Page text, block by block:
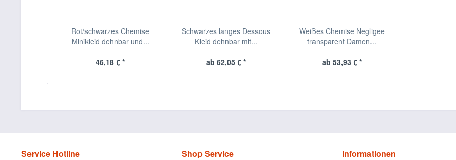
Rot/schwarzes Chemise
Minikleid dehnbar und...
46,18 € *
Schwarzes langes Dessous
Kleid dehnbar mit...
ab 62,05 € *
Weißes Chemise Negligee
transparent Damen...
ab 53,93 € *
Service Hotline Shop Service Informationen